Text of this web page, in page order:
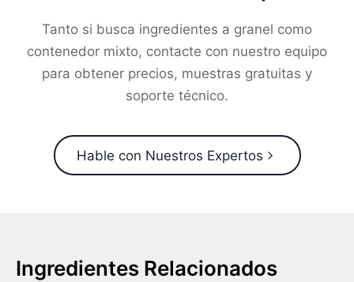
Tanto si busca ingredientes a granel como
contenedor mixto, contacte con nuestro equipo
para obtener precios, muestras gratuitas y
soporte técnico.
Hable con Nuestros Expertos
Ingredientes Relacionados